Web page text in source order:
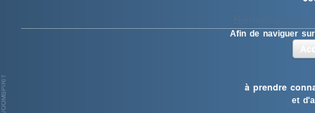
Afin de naviguer
à prendre
et